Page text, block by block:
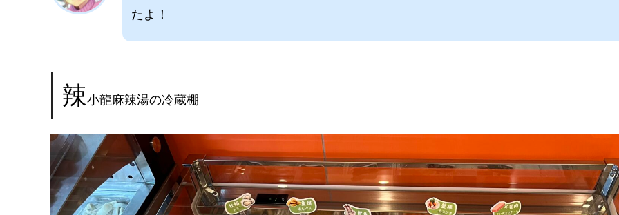
たよ！
辣小龍麻辣湯の冷蔵棚